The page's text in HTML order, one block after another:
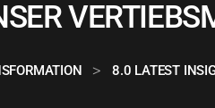
> 8.0 LATEST